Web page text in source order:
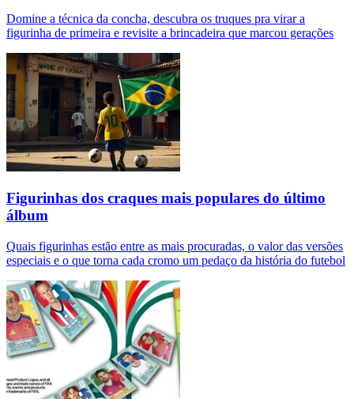
Domine a técnica da concha, descubra os truques pra virar a
figurinha de primeira e revisite a brincadeira que marcou gerações
Figurinhas dos craques mais populares do último
álbum
Quais figurinhas estão entre as mais procuradas, o valor das versões
especiais e o que torna cada cromo um pedaço da história do futebol